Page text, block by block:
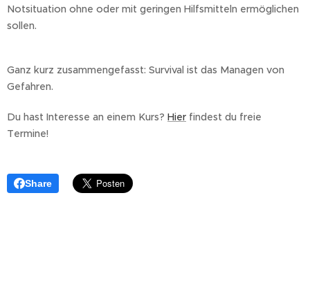
Notsituation ohne oder mit geringen Hilfsmitteln ermöglichen
sollen.
Ganz kurz zusammengefasst: Survival ist das Managen von
Gefahren.
Du hast Interesse an einem Kurs? Hier findest du freie
Termine!
Share